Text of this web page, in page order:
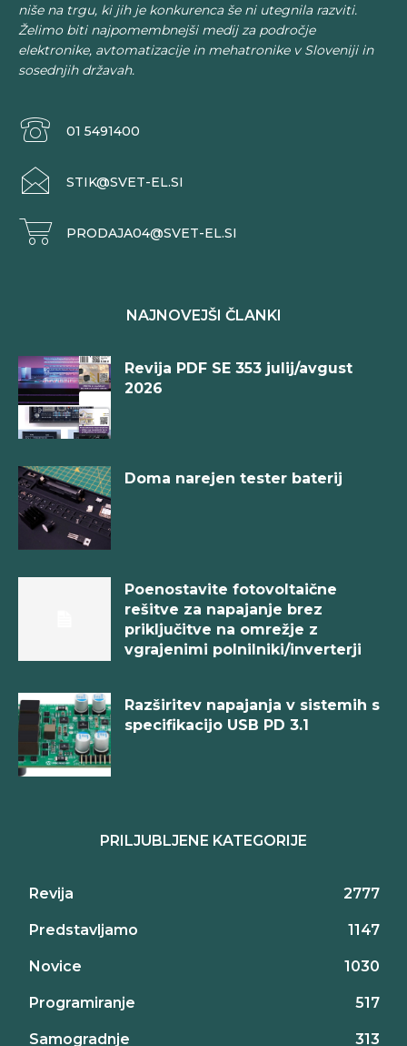
niše na trgu, ki jih je konkurenca še ni utegnila razviti.
Želimo biti najpomembnejši medij za področje
elektronike, avtomatizacije in mehatronike v Sloveniji in
sosednjih državah.
01 5491400
STIK@SVET-EL.SI
PRODAJA04@SVET-EL.SI
NAJNOVEJŠI ČLANKI
Revija PDF SE 353 julij/avgust
2026
Doma narejen tester baterij
Poenostavite fotovoltaične
rešitve za napajanje brez
priključitve na omrežje z
vgrajenimi polnilniki/inverterji
Razširitev napajanja v sistemih s
specifikacijo USB PD 3.1
PRILJUBLJENE KATEGORIJE
Revija 2777
Predstavljamo 1147
Novice 1030
Programiranje 517
Samogradnje 313